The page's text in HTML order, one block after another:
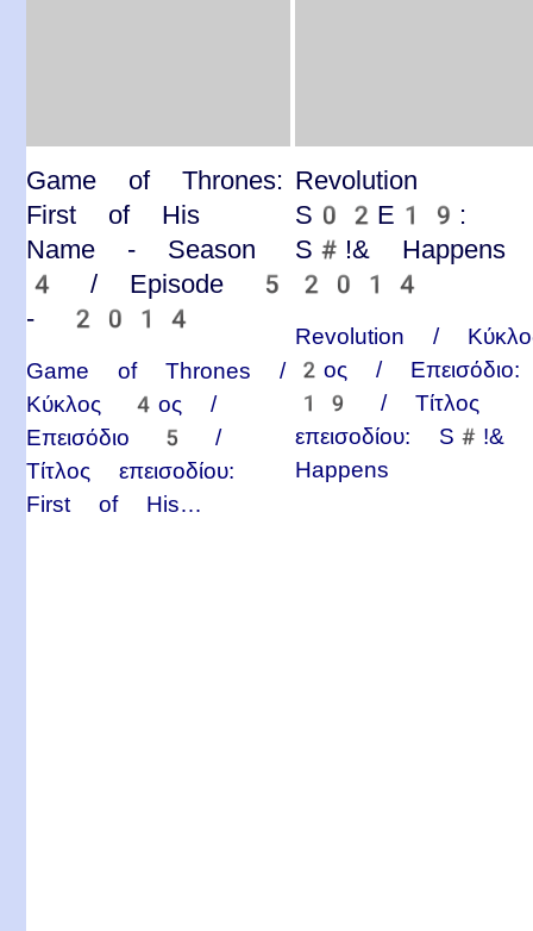
Game of Thrones:
First of His
Name - Season
4 / Episode 5
- 2014
Game of Thrones /
Κύκλος 4ος /
Επεισόδιο 5 /
Τίτλος επεισοδίου:
First of His…
Revolution
S02E19:
S#!& Happens
2014
Revolution /
2ος / Επεισόδιο:
19 / Τίτλος
επεισοδίου: S#!&
Happens